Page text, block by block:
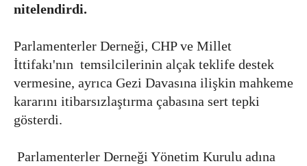
nitelendirdi.
Parlamenterler Derneği, CHP ve Millet
İttifakı'nın temsilcilerinin alçak teklife destek
vermesine, ayrıca Gezi Davasına ilişkin mahkeme
kararını itibarsızlaştırma çabasına sert tepki
gösterdi.
Parlamenterler Derneği Yönetim Kurulu adına